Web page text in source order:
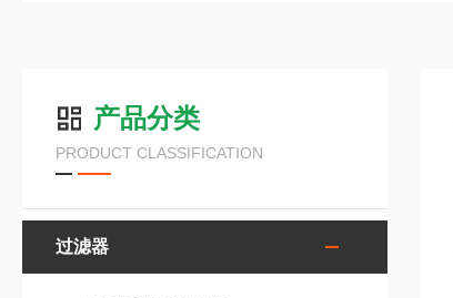
产品分类
PRODUCT CLASSIFICATION
过滤器